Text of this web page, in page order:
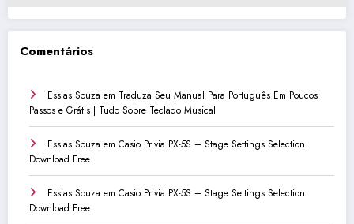
Comentários
Essias Souza em Traduza Seu Manual Para Português Em Poucos
Passos e Grátis | Tudo Sobre Teclado Musical
Essias Souza em Casio Privia PX-5S – Stage Settings Selection
Download Free
Essias Souza em Casio Privia PX-5S – Stage Settings Selection
Download Free